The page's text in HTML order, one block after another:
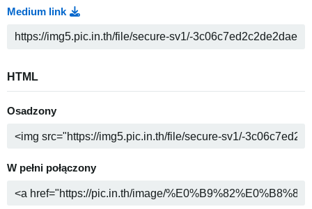
Medium link
HTML
Osadzony
W pełni połączony